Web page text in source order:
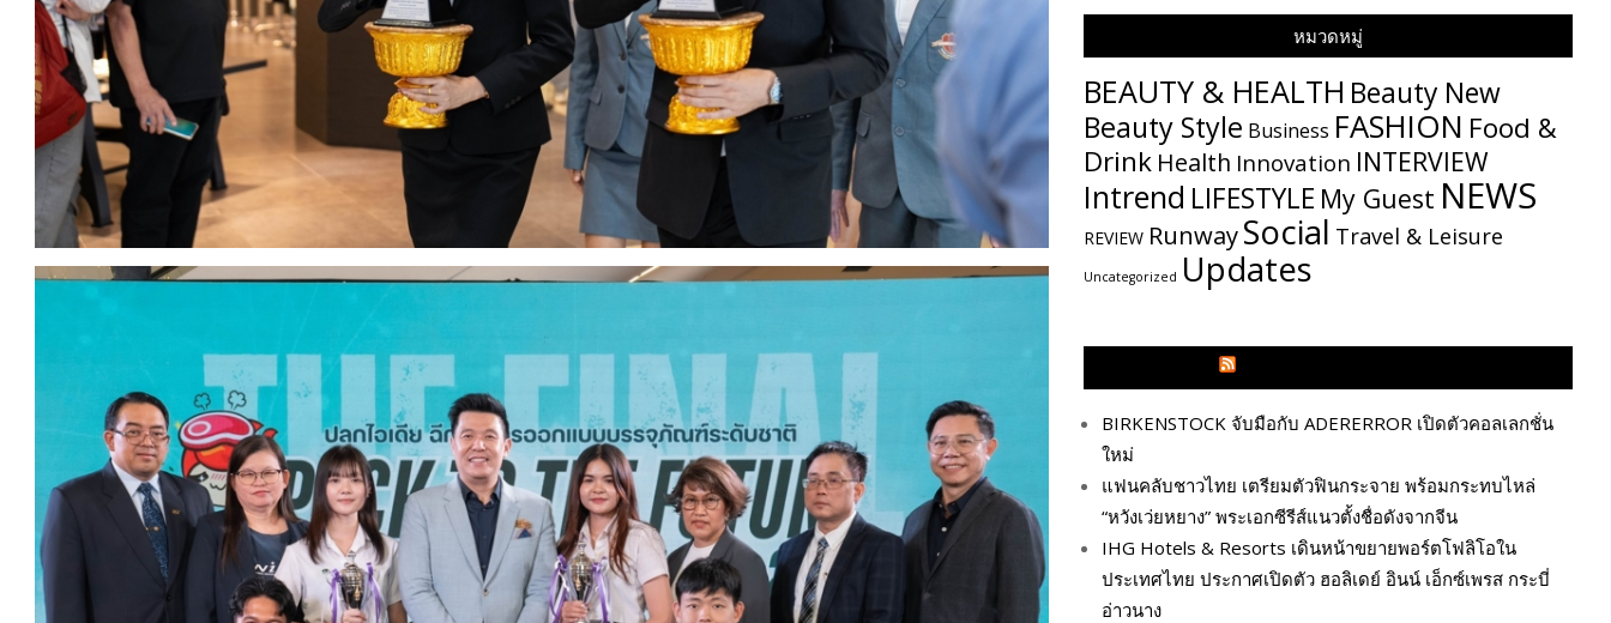
หมวดหมู่
BEAUTY & HEALTH Beauty New
Beauty Style Business FASHION Food &
Drink Health Innovation INTERVIEW
Intrend LIFESTYLE My​ Guest NEWS
REVIEW RunwaySocial Travel & Leisure
Uncategorized Updates
BIRKENSTOCK จับมือกับ ADERERROR เปิดตัวคอลเลกชั่น
ใหม่
แฟนคลับชาวไทย เตรียมตัวฟินกระจาย พร้อมกระทบไหล่
“หวังเว่ยหยาง” พระเอกซีรีส์แนวตั้งชื่อดังจากจีน
IHG Hotels & Resorts เดินหน้าขยายพอร์ตโฟลิโอใน
ประเทศไทย ประกาศเปิดตัว ฮอลิเดย์ อินน์ เอ็กซ์เพรส กระบี่
อ่าวนาง